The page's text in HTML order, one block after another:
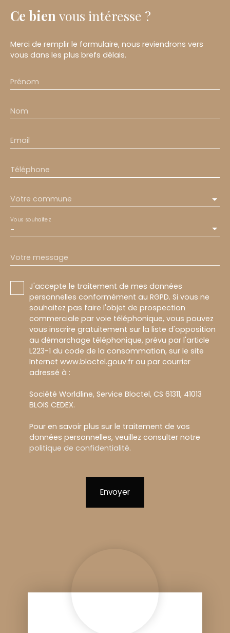
Ce bien vous intéresse ?
Merci de remplir le formulaire, nous reviendrons vers
vous dans les plus brefs délais.
Prénom
Nom
Email
Téléphone
Votre commune
-
Vous souhaitez
Votre message
J'accepte le traitement de mes données
personnelles conformément au RGPD. Si vous ne
souhaitez pas faire l'objet de prospection
commerciale par voie téléphonique, vous pouvez
vous inscrire gratuitement sur la liste d'opposition
au démarchage téléphonique, prévu par l'article
L223-1 du code de la consommation, sur le site
Internet www.bloctel.gouv.fr ou par courrier
adressé à :
Société Worldline, Service Bloctel, CS 61311, 41013
BLOIS CEDEX.
Pour en savoir plus sur le traitement de vos
données personnelles, veuillez consulter notre
politique de confidentialité.
Envoyer